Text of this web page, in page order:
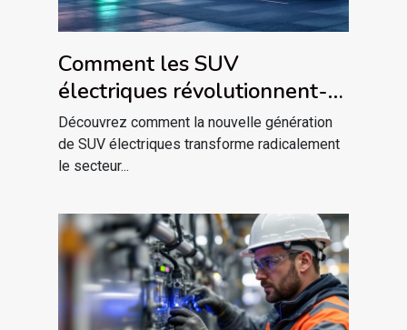
Comment les SUV
électriques révolutionnent-
ils le confort et l'autonomie ?
Découvrez comment la nouvelle génération
de SUV électriques transforme radicalement
le secteur...